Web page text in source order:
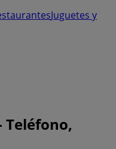
Juguetes y
Teléfono,